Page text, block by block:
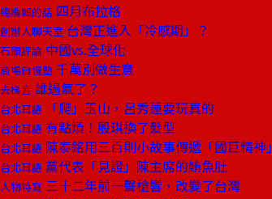
總編輯的話 四月布拉格
創辦人聊天室 台灣正進入「冷感期」？
石頭評論 中國vs.全球化
商場自慢塾 千萬別做生意
去梯言 誰過氣了？
台北耳語 「爬」玉山，呂秀蓮要玩真的
台北耳語 有點煩！殷琪換了髮型
台北耳語 陳泰銘用三百則小故事傳遞「國巨精神」
台北耳語 黨代表「見證」陳主席的鮪魚肚
人物特寫 三十二年前一聲槍響，改變了台灣